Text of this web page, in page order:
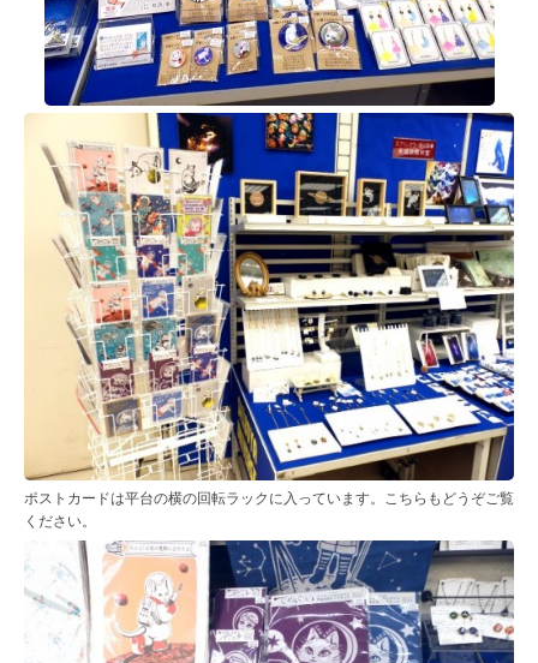
ポストカードは平台の横の回転ラックに入っています。こちらもどうぞご覧
ください。